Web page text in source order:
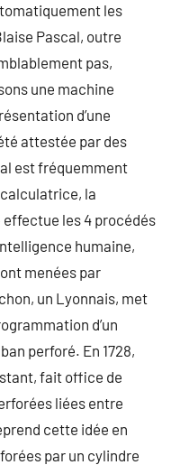
les
Pascal, outre
pas,
une machine
d’une
attestée par des
est fréquemment
la
effectue les 4 procédés
humaine,
menées par
un Lyonnais, met
d’un
perforé. En 1728,
fait office de
liées entre
cette idée en
par un cylindre